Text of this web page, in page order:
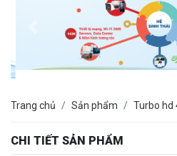
CHI TIẾT SẢN PHẨM